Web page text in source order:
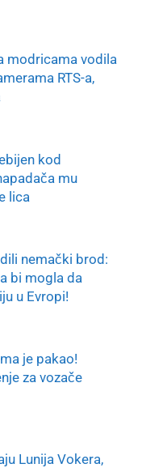
modricama vodila
RTS-a,
kod
mu
lica
nemački brod:
bi mogla da
u Evropi!
je pakao!
za vozače
Lunija Vokera,